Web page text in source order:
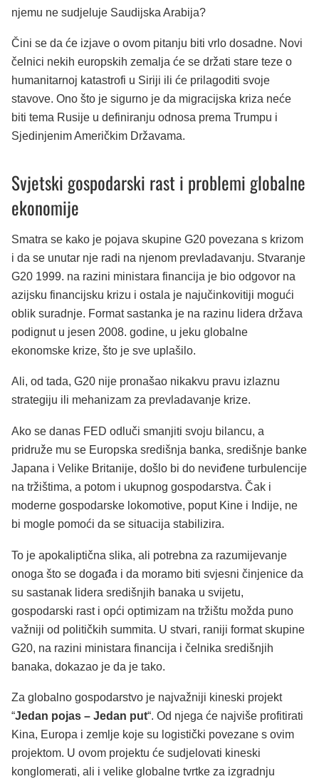
njemu ne sudjeluje Saudijska Arabija?
Čini se da će izjave o ovom pitanju biti vrlo dosadne. Novi
čelnici nekih europskih zemalja će se držati stare teze o
humanitarnoj katastrofi u Siriji ili će prilagoditi svoje
stavove. Ono što je sigurno je da migracijska kriza neće
biti tema Rusije u definiranju odnosa prema Trumpu i
Sjedinjenim Američkim Državama.
Svjetski gospodarski rast i problemi globalne
ekonomije
Smatra se kako je pojava skupine G20 povezana s krizom
i da se unutar nje radi na njenom prevladavanju. Stvaranje
G20 1999. na razini ministara financija je bio odgovor na
azijsku financijsku krizu i ostala je najučinkovitiji mogući
oblik suradnje. Format sastanka je na razinu lidera država
podignut u jesen 2008. godine, u jeku globalne
ekonomske krize, što je sve uplašilo.
Ali, od tada, G20 nije pronašao nikakvu pravu izlaznu
strategiju ili mehanizam za prevladavanje krize.
Ako se danas FED odluči smanjiti svoju bilancu, a
pridruže mu se Europska središnja banka, središnje banke
Japana i Velike Britanije, došlo bi do neviđene turbulencije
na tržištima, a potom i ukupnog gospodarstva. Čak i
moderne gospodarske lokomotive, poput Kine i Indije, ne
bi mogle pomoći da se situacija stabilizira.
To je apokaliptična slika, ali potrebna za razumijevanje
onoga što se događa i da moramo biti svjesni činjenice da
su sastanak lidera središnjih banaka u svijetu,
gospodarski rast i opći optimizam na tržištu možda puno
važniji od političkih summita. U stvari, raniji format skupine
G20, na razini ministara financija i čelnika središnjih
banaka, dokazao je da je tako.
Za globalno gospodarstvo je najvažniji kineski projekt
“Jedan pojas – Jedan put“. Od njega će najviše profitirati
Kina, Europa i zemlje koje su logistički povezane s ovim
projektom. U ovom projektu će sudjelovati kineski
konglomerati, ali i velike globalne tvrtke za izgradnju